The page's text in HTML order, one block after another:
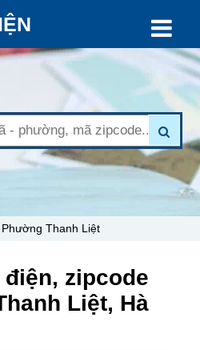
Thanh Liệt
zipcode
Liệt, Hà